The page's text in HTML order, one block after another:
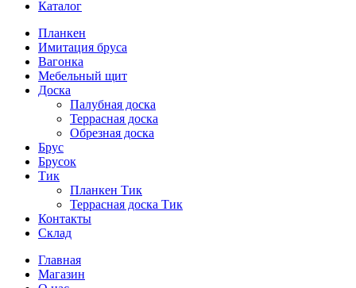
Каталог
Планкен
Имитация бруса
Вагонка
Мебельный щит
Доска
Палубная доска
Террасная доска
Обрезная доска
Брус
Брусок
Тик
Планкен Тик
Террасная доска Тик
Контакты
Склад
Главная
Магазин